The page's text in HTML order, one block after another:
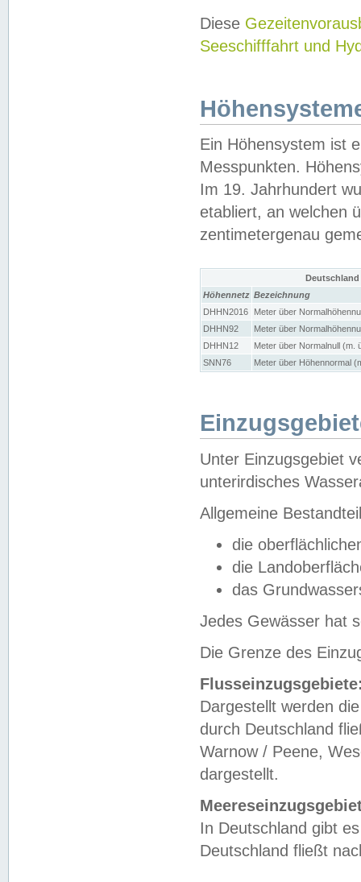
Diese
Seeschifffahrt und
Ein Höhensystem ist
Messpunkten.
Im 19. Jahrhundert
etabliert, an welchen
zentimetergenau
Höhennetz Bezeichnung
DHHN2016
Meter über
DHHN92
Meter über
DHHN12
Meter über Normalnull (m.
SNN76
Meter über Höhennormal
Unter Einzugsgebiet
unterirdisches
Allgemeine
die
die
das
Jedes Gewässer hat
Die Grenze des
Dargestellt werden
durch Deutschland
Warnow / Peene,
dargestellt.
In Deutschland gibt
Deutschland fließt